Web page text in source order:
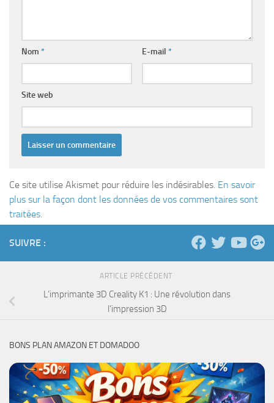
Nom * E-mail *
Site web
Ce site utilise Akismet pour réduire les indésirables. En savoir
plus sur la façon dont les données de vos commentaires sont
traitées.
SUIVRE :
ARTICLE PRÉCÉDENT
L’imprimante 3D Creality K1 : Une révolution dans
l’impression 3D
BONS PLAN AMAZON ET DOMADOO